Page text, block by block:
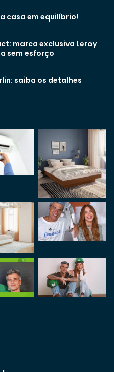
casa em equilíbrio!
marca exclusiva Leroy
sem esforço
saiba os detalhes